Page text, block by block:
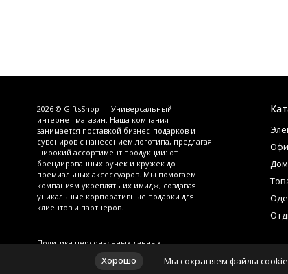
2026 © GiftsShop — Универсальный
интернет-магазин. Наша компания
занимается поставкой бизнес-подарков и
сувениров с нанесением логотипа, предлагая
широкий ассортимент продукции: от
брендированных ручек и кружек до
премиальных аксессуаров. Мы помогаем
компаниям укреплять их имидж, создавая
уникальные корпоративные подарки для
клиентов и партнеров.
Политика персональных данных
Дом
Хорошо Мы сохраняем файлы